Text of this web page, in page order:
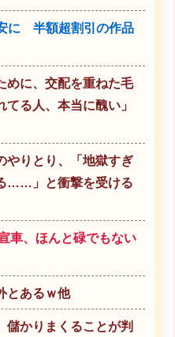
に 半額超割引の作品
めに、交配を重ねた毛
る人、本当に醜い」
やりとり、「地獄すぎ
……」と衝撃を受ける
車、ほんと碌でもない
とあるｗ他
儲かりまくることが判